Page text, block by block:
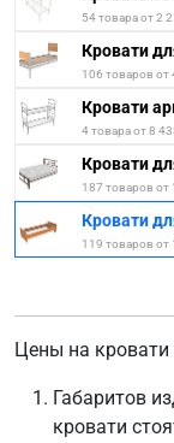
54 товара от 2
Кровати
106 товаров от
Кровати
4 товара от 8
Кровати
187 товаров от
Кровати
119 товаров от
Цены на кровати
Габаритов
кровати